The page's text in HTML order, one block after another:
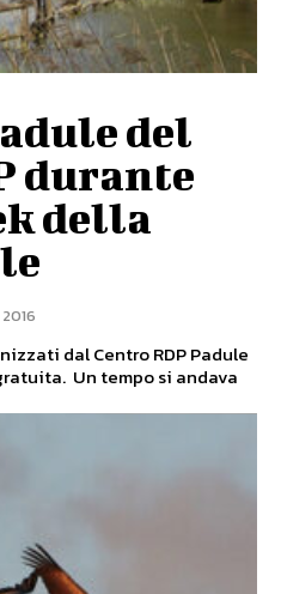
del
durante
della
dal Centro RDP Padule
si andava